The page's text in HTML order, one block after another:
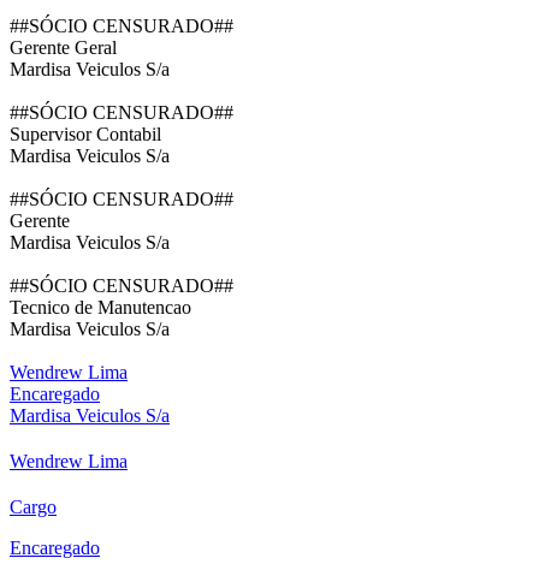
##SÓCIO CENSURADO##
Gerente Geral
Mardisa Veiculos S/a
##SÓCIO CENSURADO##
Supervisor Contabil
Mardisa Veiculos S/a
##SÓCIO CENSURADO##
Gerente
Mardisa Veiculos S/a
##SÓCIO CENSURADO##
Tecnico de Manutencao
Mardisa Veiculos S/a
Wendrew Lima
Encaregado
Mardisa Veiculos S/a
Wendrew Lima
Cargo
Encaregado